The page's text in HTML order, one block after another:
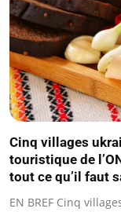
Cinq villages
touristique de
tout ce qu’il faut
EN BREF Cinq